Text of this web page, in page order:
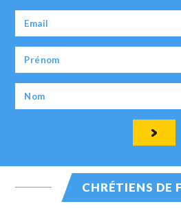
CHRÉTIENS DE